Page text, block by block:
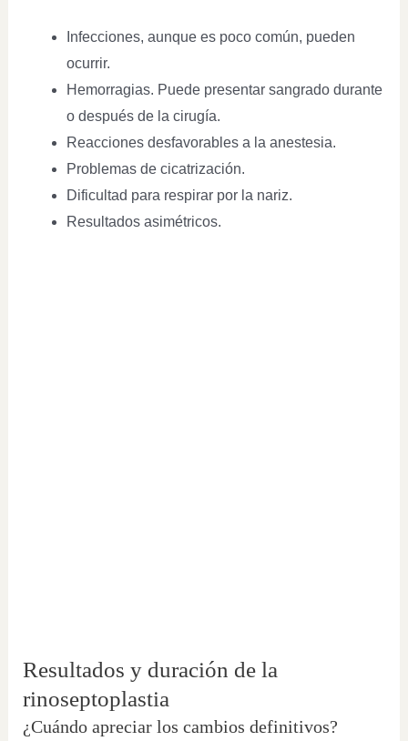
Infecciones, aunque es poco común, pueden
ocurrir.
Hemorragias. Puede presentar sangrado durante
o después de la cirugía.
Reacciones desfavorables a la anestesia.
Problemas de cicatrización.
Dificultad para respirar por la nariz.
Resultados asimétricos.
Resultados y duración de la
rinoseptoplastia
¿Cuándo apreciar los cambios definitivos?